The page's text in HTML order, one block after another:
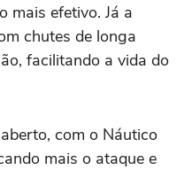
mais efetivo. Já a
chutes de longa
facilitando a vida do
com o Náutico
mais o ataque e